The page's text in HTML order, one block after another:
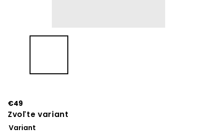
€49
Zvoľte variant
Variant